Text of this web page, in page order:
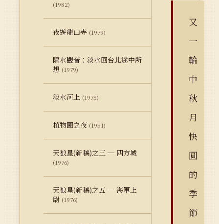
(1982)
夜遊龍山寺 (1979)
隔水觀音：淡水回台北途中所
想 (1979)
淡水河上 (1975)
植物園之夜 (1951)
天狼星(新稿)之三 ─ 四方城
(1976)
天狼星(新稿)之五 ─ 海軍上
尉 (1976)
又
一
輪
中
秋
月
快
圓
的
季
節